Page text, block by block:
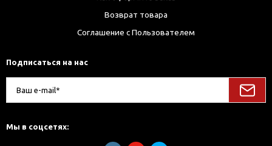
Возврат товара
Соглашение с Пользователем
Подписаться на нас
Мы в соцсетях: